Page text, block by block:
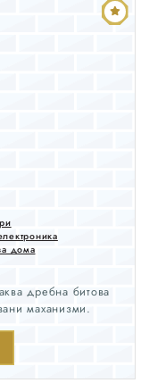
дома
дребна битова
маханизми.